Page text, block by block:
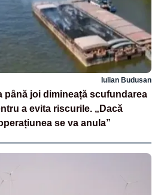
Iulian Budusan
până joi dimineață scufundarea
a evita riscurile. „Dacă
se va anula”